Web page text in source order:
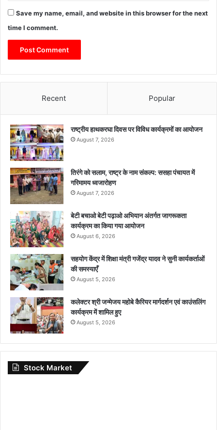
Save my name, email, and website in this browser for the next
time I comment.
Recent Popular
राष्ट्रीय हाथकरघा दिवस पर विविध कार्यक्रमों का आयोजन
August 7, 2026
तिरंगे को सलाम, राष्ट्र के नाम संकल्प: ससहा पंचायत में
गरिमामय ध्वजारोहण
August 7, 2026
बेटी बचाओ बेटी पढ़ाओ अभियान अंतर्गत जागरूकता
कार्यक्रम का किया गया आयोजन
August 6, 2026
सहयोग केंद्र में शिक्षा मंत्री गजेंद्र यादव ने सुनी कार्यकर्ताओं
की समस्याएँ
August 5, 2026
कलेक्टर श्री जन्मेजय महोबे कैरियर मार्गदर्शन एवं काउंसलिंग
कार्यक्रम में शामिल हुए
August 5, 2026
Stock Market